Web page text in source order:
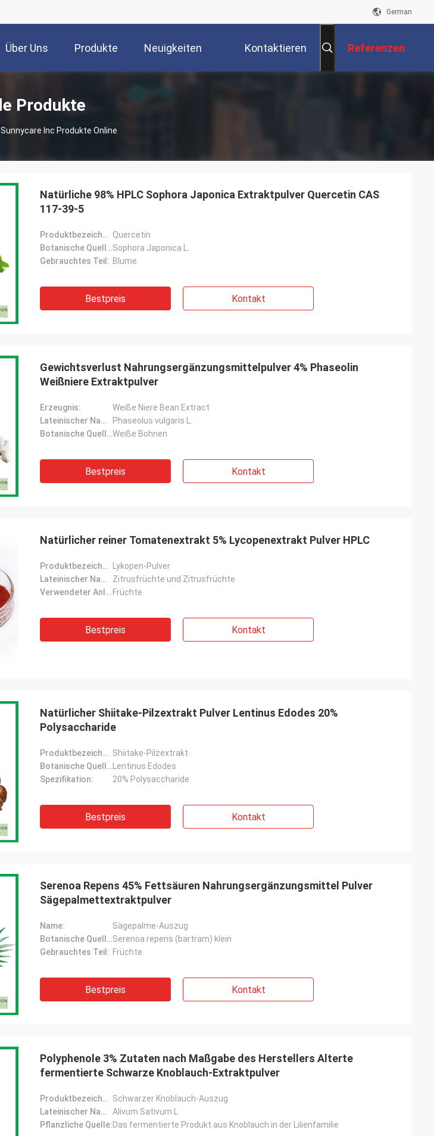
German
Über Uns Produkte Neuigkeiten Kontaktieren Referenzen
Produkte
Sunnycare Inc Produkte Online
Natürliche 98% HPLC Sophora Japonica Extraktpulver Quercetin CAS
117-39-5
Produktbezeichnung: Quercetin
Botanische Quelle:Sophora Japonica L.
Gebrauchtes Teil: Blume
Bestpreis Kontakt
Gewichtsverlust Nahrungsergänzungsmittelpulver 4% Phaseolin
Weißniere Extraktpulver
Erzeugnis:
Weiße Niere Bean Extract
Lateinischer Name:
Phaseolus vulgaris L.
Botanische Quelle:Weiße Bohnen
Bestpreis Kontakt
Natürlicher reiner Tomatenextrakt 5% Lycopenextrakt Pulver HPLC
Produktbezeichnung:
Lykopen-Pulver
Lateinischer Name:
Zitrusfrüchte und Zitrusfrüchte
Verwendeter Anlagenteil: Früchte
Bestpreis Kontakt
Natürlicher Shiitake-Pilzextrakt Pulver Lentinus Edodes 20%
Polysaccharide
Produktbezeichnung: Shiitake-Pilzextrakt
Botanische Quelle: Lentinus Edodes
Spezifikation:
20% Polysaccharide
Bestpreis Kontakt
Serenoa Repens 45% Fettsäuren Nahrungsergänzungsmittel Pulver
Sägepalmettextraktpulver
Name:
Sägepalme-Auszug
Botanische Quelle:Serenoa repens (bartram) klein
Gebrauchtes Teil: Früchte
Bestpreis Kontakt
Polyphenole 3% Zutaten nach Maßgabe des Herstellers Alterte
fermentierte Schwarze Knoblauch-Extraktpulver
Produktbezeichnung: Schwarzer Knoblauch-Auszug
Lateinischer Name:
Alivum Sativum L
Pflanzliche Quelle:Das fermentierte Produkt aus Knoblauch in der Lilienfamilie